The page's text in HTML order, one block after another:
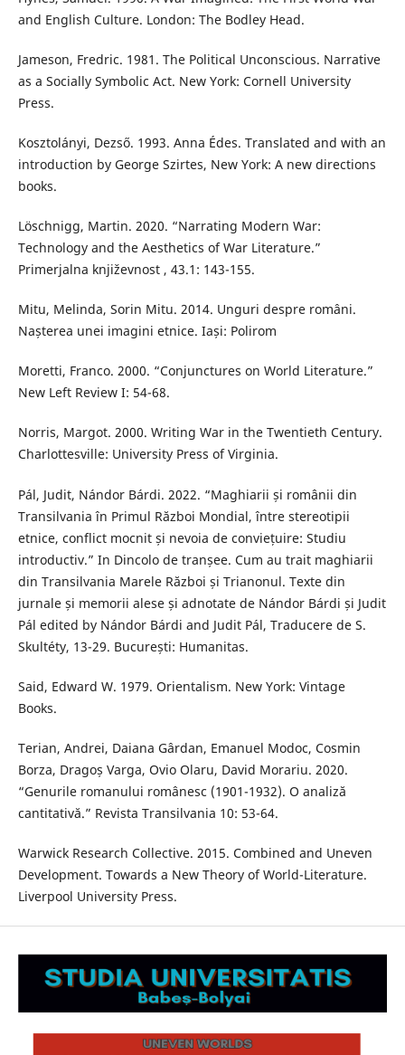
and English Culture. London: The Bodley Head.
Jameson, Fredric. 1981. The Political Unconscious. Narrative
as a Socially Symbolic Act. New York: Cornell University
Press.
Kosztolányi, Dezső. 1993. Anna Édes. Translated and with an
introduction by George Szirtes, New York: A new directions
books.
Löschnigg, Martin. 2020. “Narrating Modern War:
Technology and the Aesthetics of War Literature.”
Primerjalna književnost , 43.1: 143-155.
Mitu, Melinda, Sorin Mitu. 2014. Unguri despre români.
Nașterea unei imagini etnice. Iași: Polirom
Moretti, Franco. 2000. “Conjunctures on World Literature.”
New Left Review I: 54-68.
Norris, Margot. 2000. Writing War in the Twentieth Century.
Charlottesville: University Press of Virginia.
Pál, Judit, Nándor Bárdi. 2022. “Maghiarii și românii din
Transilvania în Primul Război Mondial, între stereotipii
etnice, conflict mocnit și nevoia de conviețuire: Studiu
introductiv.” In Dincolo de tranșee. Cum au trait maghiarii
din Transilvania Marele Război și Trianonul. Texte din
jurnale și memorii alese și adnotate de Nándor Bárdi și Judit
Pál edited by Nándor Bárdi and Judit Pál, Traducere de S.
Skultéty, 13-29. București: Humanitas.
Said, Edward W. 1979. Orientalism. New York: Vintage
Books.
Terian, Andrei, Daiana Gârdan, Emanuel Modoc, Cosmin
Borza, Dragoș Varga, Ovio Olaru, David Morariu. 2020.
“Genurile romanului românesc (1901-1932). O analiză
cantitativă.” Revista Transilvania 10: 53-64.
Warwick Research Collective. 2015. Combined and Uneven
Development. Towards a New Theory of World-Literature.
Liverpool University Press.